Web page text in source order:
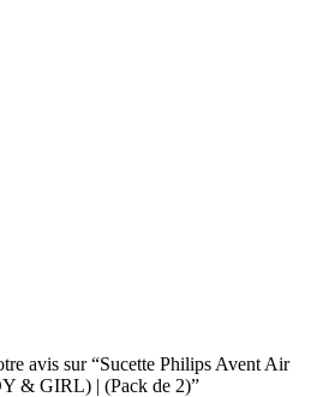
avis sur “Sucette Philips Avent Air
& GIRL) | (Pack de 2)”